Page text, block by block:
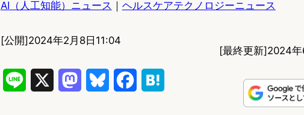
AI（人工知能）ニュース ｜ ヘルスケアテクノロジーニュース
[公開]2024年2月8日11:04
[最終更新]2024